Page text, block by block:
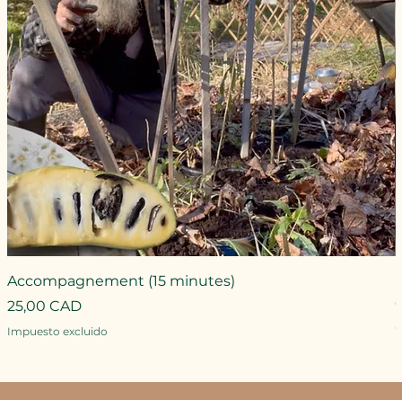
Accompagnement (15 minutes)
Precio
25,00 CAD
Impuesto excluido